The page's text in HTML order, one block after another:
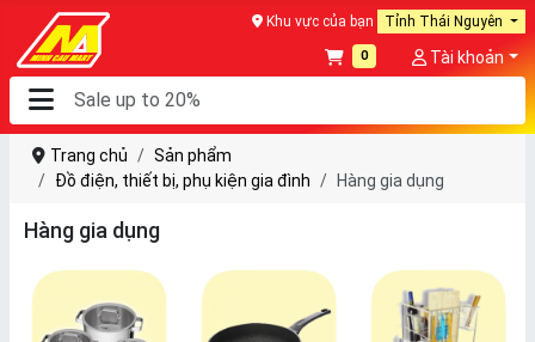
Khu vực của bạn Tỉnh Thái Nguyên
0 Tài khoản
Trang chủ
Sản phẩm
Đồ điện, thiết bị, phụ kiện gia đình
Hàng gia dụng
Hàng gia dụng